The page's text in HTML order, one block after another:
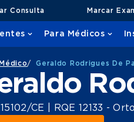
Consulta Marcar
Para Médicos
/ Geraldo Rodrigues De
CE | RQE 12133 -